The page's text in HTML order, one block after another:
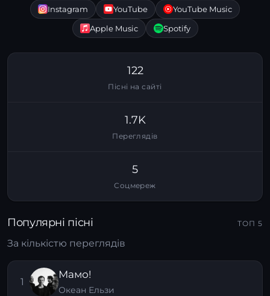
Instagram YouTube
YouTube Music
Apple Music
Spotify
122
Пісні на сайті
1.7K
Переглядів
5
Соцмереж
Популярні пісні ТОП 5
За кількістю переглядів
1
Мамо!
Океан Ельзи